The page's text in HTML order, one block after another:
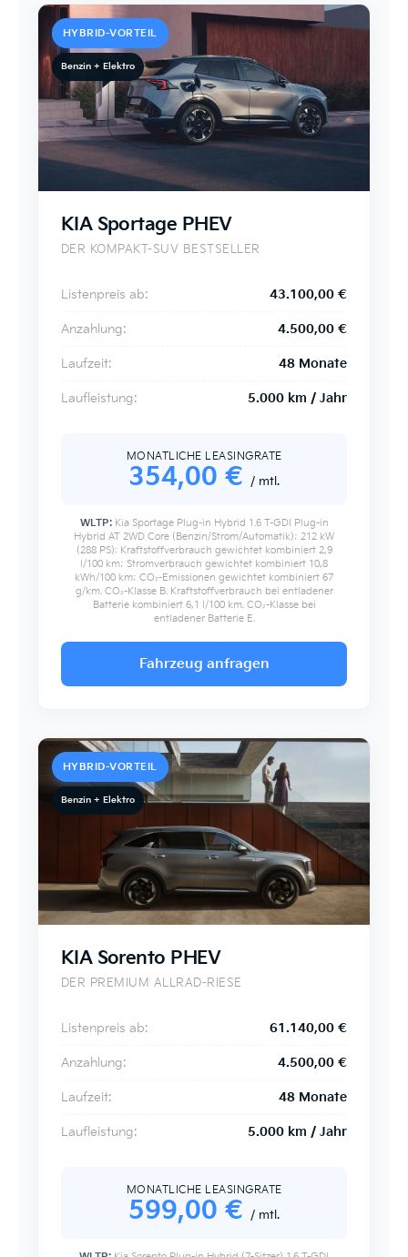
HYBRID-VORTEIL
Benzin + Elektro
KIA Sportage PHEV
DER KOMPAKT-SUV BESTSELLER
Listenpreis ab: 43.100,00 €
Anzahlung: 4.500,00 €
Laufzeit: 48 Monate
Laufleistung: 5.000 km / Jahr
MONATLICHE LEASINGRATE
354,00 € / mtl.
WLTP:Kia Sportage Plug-in Hybrid 1.6 T-GDI Plug-in
Hybrid AT 2WD Core (Benzin/Strom/Automatik); 212 kW
(288 PS): Kraftstoffverbrauch gewichtet kombiniert 2,9
l/100 km; Stromverbrauch gewichtet kombiniert 10,8
kWh/100 km; CO₂-Emissionen gewichtet kombiniert 67
g/km. CO₂-Klasse B. Kraftstoffverbrauch bei entladener
Batterie kombiniert 6,1 l/100 km. CO₂-Klasse bei
entladener Batterie E.
Fahrzeug anfragen
HYBRID-VORTEIL
Benzin + Elektro
KIA Sorento PHEV
DER PREMIUM ALLRAD-RIESE
Listenpreis ab: 61.140,00 €
Anzahlung: 4.500,00 €
Laufzeit: 48 Monate
Laufleistung: 5.000 km / Jahr
MONATLICHE LEASINGRATE
599,00 € / mtl.